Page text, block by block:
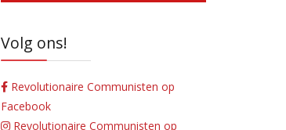
Volg ons!
Revolutionaire Communisten op
Facebook
Revolutionaire Communisten op